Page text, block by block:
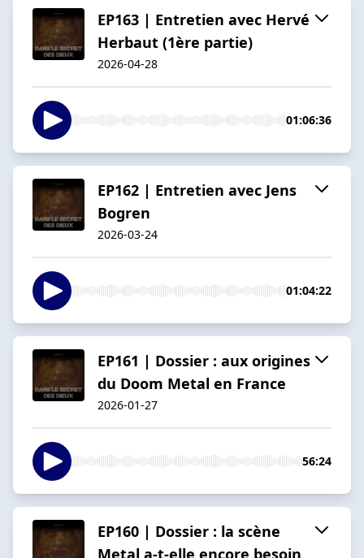
EP163 | Entretien avec Hervé
Herbaut (1ère partie)
2026-04-28
01:06:36
EP162 | Entretien avec Jens
Bogren
2026-03-24
01:04:22
EP161 | Dossier : aux origines
du Doom Metal en France
2026-01-27
56:24
EP160 | Dossier : la scène
Metal a-t-elle encore besoin